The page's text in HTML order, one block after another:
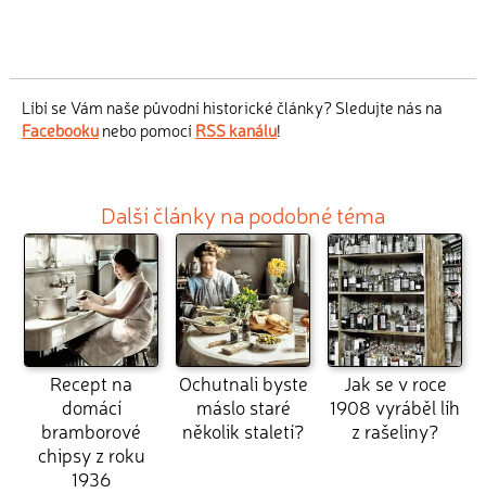
Líbí se Vám naše původní historické články? Sledujte nás na
Facebookunebo pomocí RSS kanálu!
Další články na podobné téma
Recept na
domácí
bramborové
chipsy z roku
1936
Ochutnali byste
máslo staré
několik staletí?
Jak se v roce
1908 vyráběl líh
z rašeliny?